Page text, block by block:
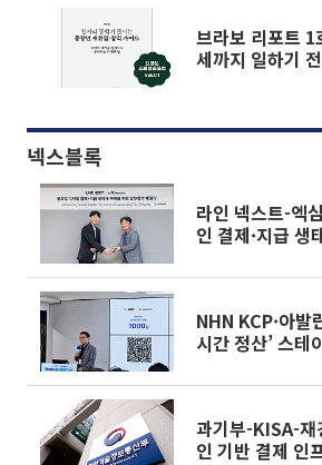
브라보 리포트 1
세까지 일하기
넥스블록
라인 넥스트-엑
인 결제·지급 생
NHN KCP·아발
시간 정산’ 스테
과기부-KISA-재
인 기반 결제 인